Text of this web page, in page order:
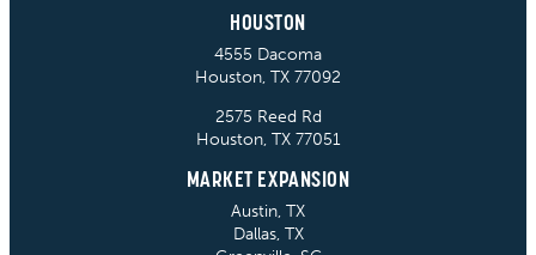
HOUSTON
4555 Dacoma
Houston, TX 77092
2575 Reed Rd
Houston, TX 77051
MARKET EXPANSION
Austin, TX
Dallas, TX